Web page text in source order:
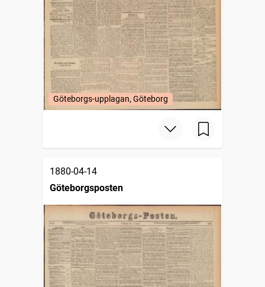
Göteborgs-upplagan, Göteborg
1880-04-14
Göteborgsposten